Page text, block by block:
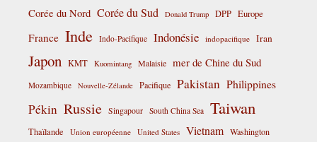
Corée du Nord Corée du Sud Donald Trump DPP Europe
France Inde Indo-Pacifique Indonésie indopacifique Iran
Japon KMT Kuomintang Malaisie mer de Chine du Sud
Mozambique Nouvelle-Zélande Pacifique Pakistan Philippines
Pékin Russie Singapour South China Sea Taiwan
Thaïlande Union européenne United States Vietnam Washington